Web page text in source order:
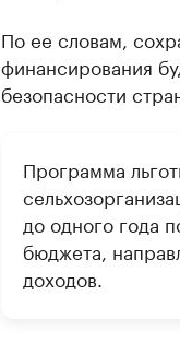
По ее словам,
финансирования
безопасности
Программа
до одного года
бюджета,
доходов.